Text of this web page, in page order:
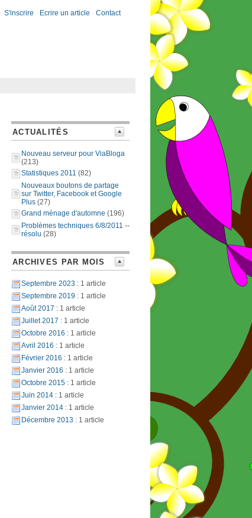
- S'inscrire - Ecrire un article - Contact
ACTUALITÉS
Nouveau serveur pour ViaBloga
(213)
Statistiques 2011 (82)
Nouveaux boutons de partage
sur Twitter, Facebook et Google
Plus (27)
Grand ménage d'automne (196)
Problèmes techniques 6/8/2011 --
résolu (28)
ARCHIVES PAR MOIS
Septembre 2023 : 1 article
Septembre 2019 : 1 article
Août 2017 : 1 article
Juillet 2017 : 1 article
Octobre 2016 : 1 article
Avril 2016 : 1 article
Février 2016 : 1 article
Janvier 2016 : 1 article
Octobre 2015 : 1 article
Juin 2014 : 1 article
Janvier 2014 : 1 article
Décembre 2013 : 1 article